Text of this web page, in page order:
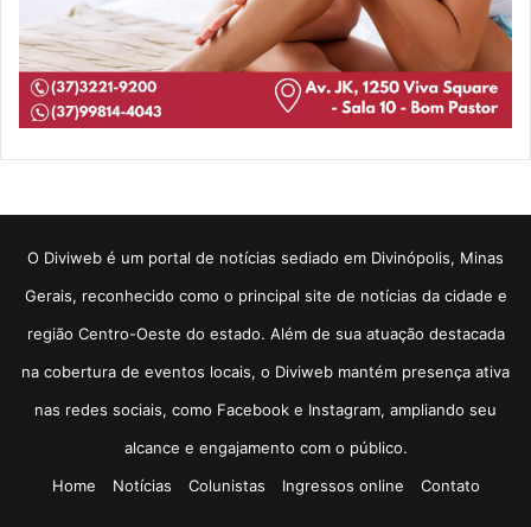
​O Diviweb é um portal de notícias sediado em Divinópolis, Minas
Gerais, reconhecido como o principal site de notícias da cidade e
região Centro-Oeste do estado. Além de sua atuação destacada
na cobertura de eventos locais, o Diviweb mantém presença ativa
nas redes sociais, como Facebook e Instagram, ampliando seu
alcance e engajamento com o público.
Home
Notícias Colunistas Ingressos online Contato